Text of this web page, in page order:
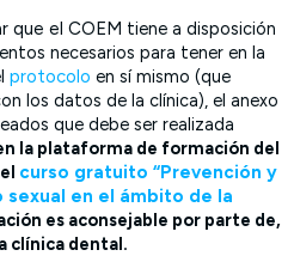
que el COEM tiene a disposición
necesarios para tener en la
protocolo en sí mismo (que
los datos de la clínica), el anexo
que debe ser realizada
la plataforma de formación del
curso gratuito “Prevención y
en el ámbito de la
es aconsejable por parte de,
clínica dental.